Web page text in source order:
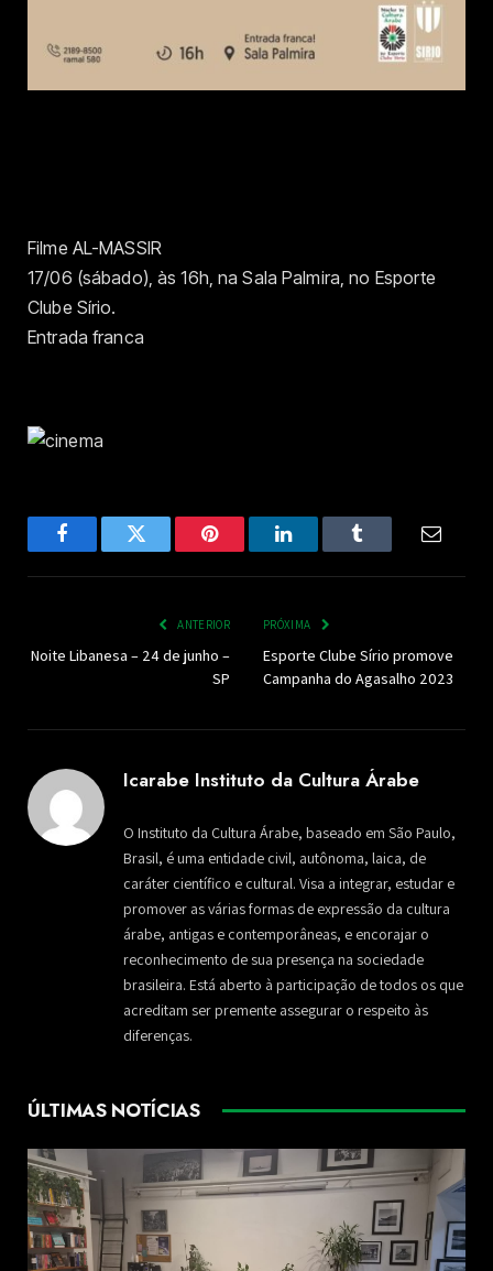
Filme AL-MASSIR
17/06 (sábado), às 16h, na Sala Palmira, no Esporte
Clube Sírio.
Entrada franca
FacebookTwitter Pinterest LinkedInTumblr
ANTERIOR
Noite Libanesa – 24 de junho –
SP
PRÓXIMA
Esporte Clube Sírio promove
Campanha do Agasalho 2023
Icarabe Instituto da Cultura Árabe
O Instituto da Cultura Árabe, baseado em São Paulo,
Brasil, é uma entidade civil, autônoma, laica, de
caráter científico e cultural. Visa a integrar, estudar e
promover as várias formas de expressão da cultura
árabe, antigas e contemporâneas, e encorajar o
reconhecimento de sua presença na sociedade
brasileira. Está aberto à participação de todos os que
acreditam ser premente assegurar o respeito às
diferenças.
ÚLTIMAS NOTÍCIAS